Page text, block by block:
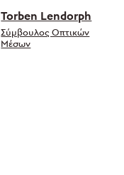
Torben Lendorph
Σύμβουλος Οπτικών
Μέσων